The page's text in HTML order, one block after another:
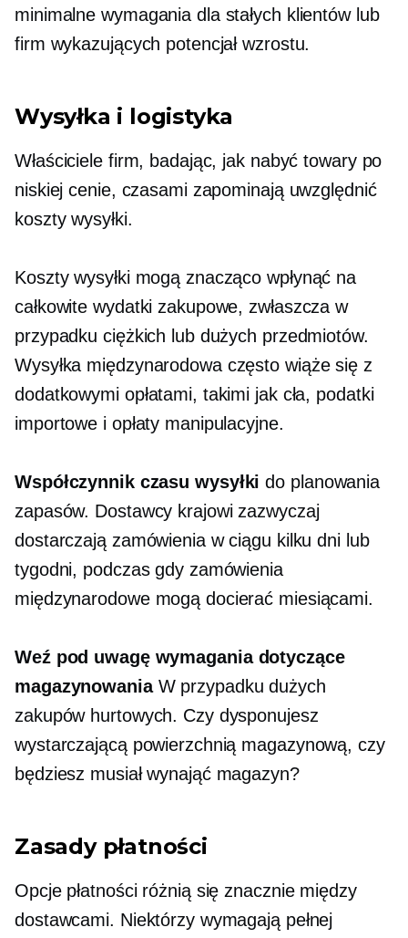
minimalne wymagania dla stałych klientów lub
firm wykazujących potencjał wzrostu.
Wysyłka i logistyka
Właściciele firm, badając, jak nabyć towary po
niskiej cenie, czasami zapominają uwzględnić
koszty wysyłki.
Koszty wysyłki mogą znacząco wpłynąć na
całkowite wydatki zakupowe, zwłaszcza w
przypadku ciężkich lub dużych przedmiotów.
Wysyłka międzynarodowa często wiąże się z
dodatkowymi opłatami, takimi jak cła, podatki
importowe i opłaty manipulacyjne.
Współczynnik czasu wysyłki do planowania
zapasów. Dostawcy krajowi zazwyczaj
dostarczają zamówienia w ciągu kilku dni lub
tygodni, podczas gdy zamówienia
międzynarodowe mogą docierać miesiącami.
Weź pod uwagę wymagania dotyczące
magazynowaniaW przypadku dużych
zakupów hurtowych. Czy dysponujesz
wystarczającą powierzchnią magazynową, czy
będziesz musiał wynająć magazyn?
Zasady płatności
Opcje płatności różnią się znacznie między
dostawcami. Niektórzy wymagają pełnej